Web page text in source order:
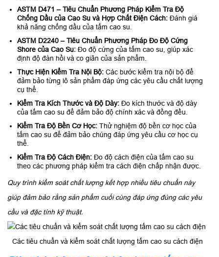
ASTM D471 – Tiêu Chuẩn Phương Pháp Kiểm Tra Độ
Chống Dầu của Cao Su và Hợp Chất Điện Cách: Đánh giá
khả năng chống dầu của tấm cao su.
ASTM D2240 – Tiêu Chuẩn Phương Pháp Đo Độ Cứng
Shore của Cao Su: Đo độ cứng của tấm cao su, giúp xác
định độ đàn hồi và co giãn của sản phẩm.
Thực Hiện Kiểm Tra Nội Bộ: Các bước kiểm tra nội bộ để
đảm bảo từng lô sản phẩm đáp ứng các yêu cầu chất lượng
cụ thể.
Kiểm Tra Kích Thước và Độ Dày: Đo kích thước và độ dày
của tấm cao su để đảm bảo độ chính xác và đồng đều.
Kiểm Tra Độ Bền Cơ Học: Thử nghiệm độ bền cơ học của
tấm cao su để đảm bảo chúng đáp ứng yêu cầu cơ học cụ
thể.
Kiểm Tra Độ Cách Điện: Đo độ cách điện của tấm cao su
theo các phương pháp kiểm tra cách điện chấp nhận được.
Quy trình kiểm soát chất lượng kết hợp nhiều tiêu chuẩn này
giúp đảm bảo rằng sản phẩm cuối cùng đáp ứng đúng các yêu
cầu và đặc tính kỹ thuật.
Các tiêu chuẩn và kiểm soát chất lượng tấm cao su cách điện